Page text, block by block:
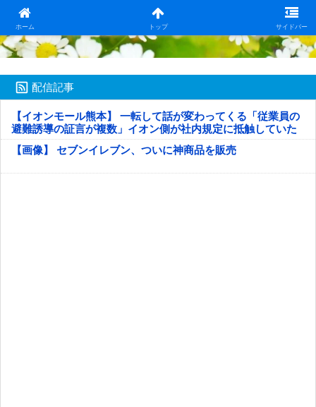
ホーム トップ サイドバー
日本第一！ニュース録
配信記事
【イオンモール熊本】 一転して話が変わってくる「従業員の
避難誘導の証言が複数」イオン側が社内規定に抵触していた
疑い
【画像】 セブンイレブン、ついに神商品を販売